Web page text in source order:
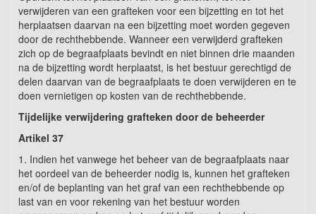
verwijderen van een grafteken voor een bijzetting en tot het
herplaatsen daarvan na een bijzetting moet worden gegeven
door de rechthebbende. Wanneer een verwijderd grafteken
zich op de begraafplaats bevindt en niet binnen drie maanden
na de bijzetting wordt herplaatst, is het bestuur gerechtigd de
delen daarvan van de begraafplaats te doen verwijderen en te
doen vernietigen op kosten van de rechthebbende.
Tijdelijke verwijdering grafteken door de beheerder
Artikel 37
1. Indien het vanwege het beheer van de begraafplaats naar
het oordeel van de beheerder nodig is, kunnen het grafteken
en/of de beplanting van het graf van een rechthebbende op
last van en voor rekening van het bestuur worden